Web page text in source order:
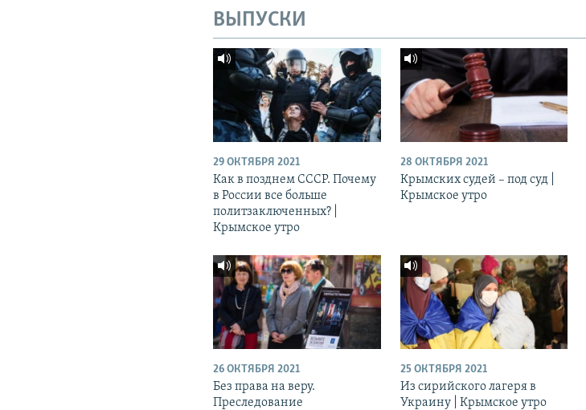
ВЫПУСКИ
29 ОКТЯБРЯ 2021
Как в позднем СССР. Почему
в России все больше
политзаключенных? |
Крымское утро
28 ОКТЯБРЯ 2021
Крымских судей – под суд |
Крымское утро
26 ОКТЯБРЯ 2021
Без права на веру.
Преследование
25 ОКТЯБРЯ 2021
Из сирийского лагеря в
Украину | Крымское утро